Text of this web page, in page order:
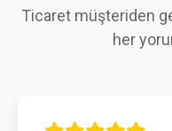
Ticaret müşteriden
her